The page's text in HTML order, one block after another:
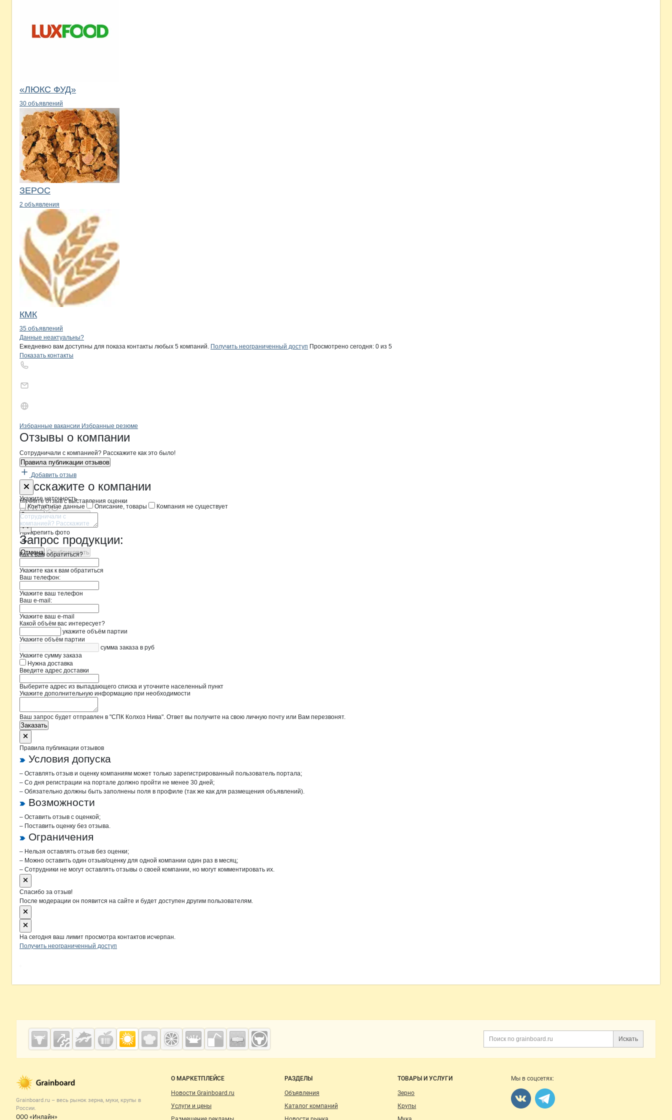
«ЛЮКС ФУД»
30 объявлений
ЗЕРОС
2 объявления
КМК
35 объявлений
Контактыкомпании
+7(800)000-00-..
Данные неактуальны?
Ежедневно вам доступны для показа контакты любых 5 компаний. Получить неограниченный доступ Просмотрено сегодня: 0 из 5
Показать контакты
Брендыкомпани Колхоз Нива
Вакансии вКолхоз Нива
Избранные вакансии Избранные резюме
Новости oКолхоз Нива, СПК
Отзывы о компании
Сотрудничали с компанией? Расскажите как это было!
Правила публикации отзывов
Добавить отзыв
Расскажите о компании
Начните отзыв с выставления оценки
Прикрепить фото
Отмена Опубликовать
Форма обратной связи о неточностях на странице
Укажите неточность
Контактные данные
Описание, товары Компания не существует
Отмена Опубликовать
Запрос продукции:
Как к вам обратиться?
Укажите как к вам обратиться
Ваш телефон:
Укажите ваш телефон
Ваш e-mail:
Укажите ваш e-mail
Какой объём вас интересует?
укажите объём партии
Укажите объём партии
сумма заказа в руб
Укажите сумму заказа
Нужна доставка
Введите адрес доставки
Выберите адрес из выпадающего списка и уточните населенный пункт
Укажите дополнительную информацию при необходимости
Ваш запрос будет отправлен в "СПК Колхоз Нива". Ответ вы получите на свою личную почту или Вам перезвонят.
Заказать
Правила публикации отзывов
Условия допуска
– Оставлять отзыв и оценку компаниям может только зарегистрированный пользователь портала;
– Со дня регистрации на портале должно пройти не менее 30 дней;
– Обязательно должны быть заполнены поля в профиле (так же как для размещения объявлений).
Возможности
– Оставить отзыв с оценкой;
– Поставить оценку без отзыва.
Ограничения
– Нельзя оставлять отзыв без оценки;
– Можно оставить один отзыв/оценку для одной компании один раз в месяц;
– Сотрудники не могут оставлять отзывы о своей компании, но могут комментировать их.
Спасибо за отзыв!
После модерации он появится на сайте и будет доступен другим пользователям.
На сегодня ваш лимит просмотра контактов исчерпан.
Получить неограниченный доступ
Дополнительная информация
Искать
Cсылки на полезные проекты
Grainboard.ru
Важные разделы и контакты
Grainboard.ru – весь рынок зерна, муки, крупы в
России.
ООО «Инлайн»
Навигация по сайту
О МАРКЕТПЛЕЙСЕ
Новости Grainboard.ru
Услуги и цены
РАЗДЕЛЫ
Объявления
Каталог компаний
ТОВАРЫ И УСЛУГИ
Зерно
Крупы
Мы в соцсетях: